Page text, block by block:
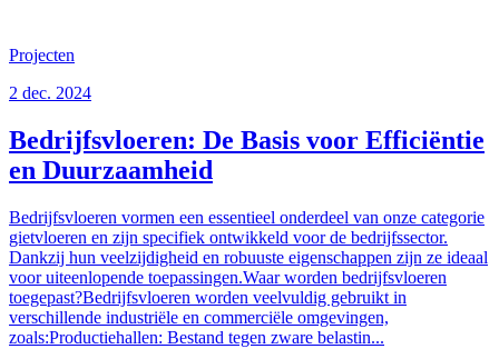
Projecten
2 dec. 2024
Bedrijfsvloeren: De Basis voor Efficiëntie
en Duurzaamheid
Bedrijfsvloeren vormen een essentieel onderdeel van onze categorie
gietvloeren en zijn specifiek ontwikkeld voor de bedrijfssector.
Dankzij hun veelzijdigheid en robuuste eigenschappen zijn ze ideaal
voor uiteenlopende toepassingen.Waar worden bedrijfsvloeren
toegepast?Bedrijfsvloeren worden veelvuldig gebruikt in
verschillende industriële en commerciële omgevingen,
zoals:Productiehallen: Bestand tegen zware belastin...